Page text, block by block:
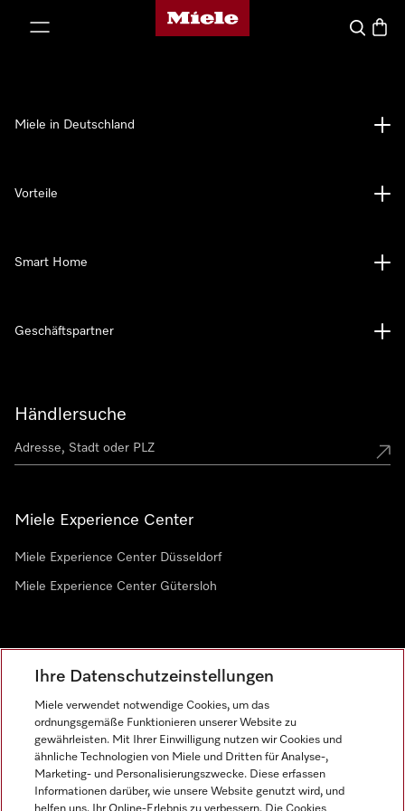
Miele-Homepage
Suche
Händlersuche
Miele Experience Center
Miele Experience Center Düsseldorf
Miele Experience Center Gütersloh
Miele in Deutschland
Vorteile
Smart Home
Geschäftspartner
Ihre Datenschutzeinstellungen
Miele verwendet notwendige Cookies, um das
ordnungsgemäße Funktionieren unserer Website zu
gewährleisten. Mit Ihrer Einwilligung nutzen wir Cookies und
ähnliche Technologien von Miele und Dritten für Analyse-,
Marketing- und Personalisierungszwecke. Diese erfassen
Informationen darüber, wie unsere Website genutzt wird, und